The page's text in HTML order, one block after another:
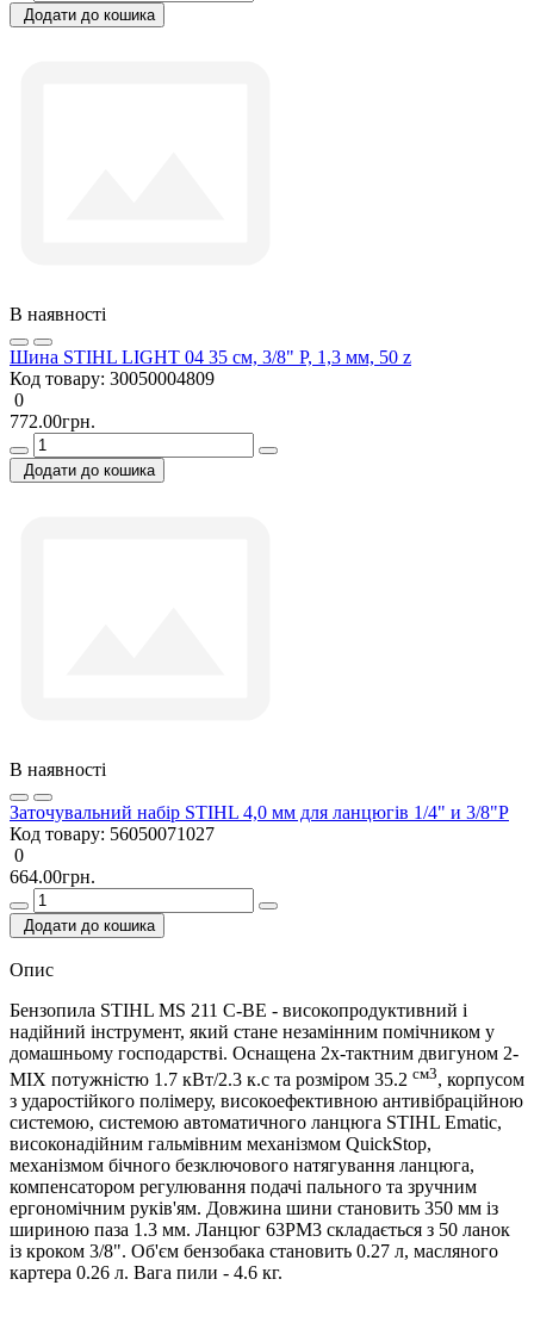
Додати до кошика
В наявності
Шина STIHL LIGHT 04 35 см, 3/8" P, 1,3 мм, 50 z
Код товару: 30050004809
0
772.00грн.
Додати до кошика
В наявності
Заточувальний набір STIHL 4,0 мм для ланцюгів 1/4" и 3/8"P
Код товару: 56050071027
0
664.00грн.
Додати до кошика
Опис
Бензопила STIHL MS 211 C-BE - високопродуктивний і
надійний інструмент, який стане незамінним помічником у
домашньому господарстві. Оснащена 2х-тактним двигуном 2-
MIX потужністю 1.7 кВт/2.3 к.с та розміром 35.2 см3, корпусом
з ударостійкого полімеру, високоефективною антивібраційною
системою, системою автоматичного ланцюга STIHL Ematic,
високонадійним гальмівним механізмом QuickStop,
механізмом бічного безключового натягування ланцюга,
компенсатором регулювання подачі пального та зручним
ергономічним руків'ям. Довжина шини становить 350 мм із
шириною паза 1.3 мм. Ланцюг 63PM3 складається з 50 ланок
із кроком 3/8". Об'єм бензобака становить 0.27 л, масляного
картера 0.26 л. Вага пили - 4.6 кг.